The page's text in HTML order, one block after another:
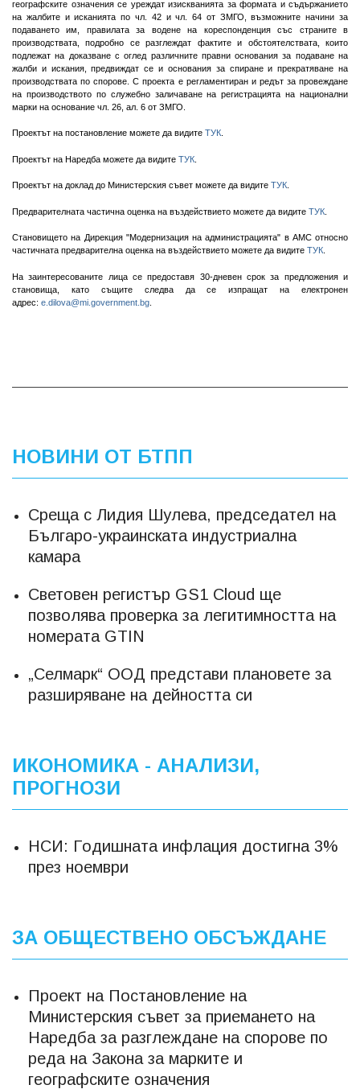
географските означения се уреждат изискванията за формата и съдържанието
на жалбите и исканията по чл. 42 и чл. 64 от ЗМГО, възможните начини за
подаването им, правилата за водене на кореспонденция със страните в
производствата, подробно се разглеждат фактите и обстоятелствата, които
подлежат на доказване с оглед различните правни основания за подаване на
жалби и искания, предвиждат се и основания за спиране и прекратяване на
производствата по спорове. С проекта е регламентиран и редът за провеждане
на производството по служебно заличаване на регистрацията на национални
марки на основание чл. 26, ал. 6 от ЗМГО.
Проектът на постановление можете да видите ТУК
Проектът на Наредба можете да видите ТУК
Проектът на доклад до Министерския съвет можете да видите ТУК
Предварителната частична оценка на въздействието можете да видите ТУК
Становището на Дирекция "Модернизация на администрацията" в АМС относно
частичната предварителна оценка на въздействието можете да видите ТУК
На заинтересованите лица се предоставя 30-дневен срок за предложения и
становища, като същите следва да се изпращат на електронен
адрес: e.dilova@mi.government.bg
НОВИНИ ОТ БТПП
Среща с Лидия Шулева, председател на
Българо-украинската индустриална
камара
Световен регистър GS1 Cloud ще
позволява проверка за легитимността на
номерата GTIN
„Селмарк“ ООД представи плановете за
разширяване на дейността си
ИКОНОМИКА - АНАЛИЗИ,
ПРОГНОЗИ
НСИ: Годишната инфлация достигна 3%
през ноември
ЗА ОБЩЕСТВЕНО ОБСЪЖДАНЕ
Проект на Постановление на
Министерския съвет за приемането на
Наредба за разглеждане на спорове по
реда на Закона за марките и
географските означения